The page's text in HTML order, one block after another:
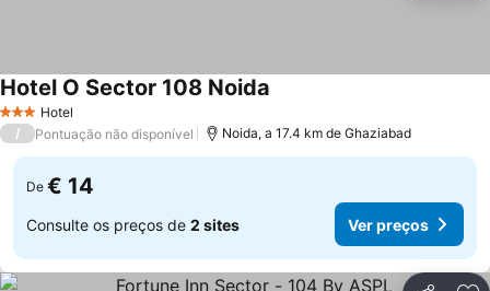
3 EstrelasHotel
Hotel O Sector 108 Noida
/ Pontuação não disponível Noida, a 17.4 km de Ghaziabad
De € 14
Consulte os preços de 2 sites Ver preços